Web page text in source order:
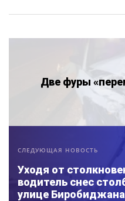
Две фуры
СЛЕДУЮЩАЯ НОВОСТЬ
Уходя от
водитель снес
улице Биробиджана